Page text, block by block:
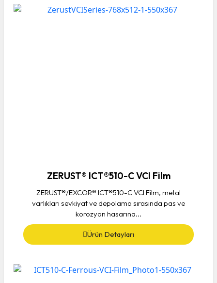
ZERUST® ICT®510-C VCI Film
ZERUST®/EXCOR® ICT®510-C VCI Film, metal
varlıkları sevkiyat ve depolama sırasında pas ve
korozyon hasarına...
Ürün Detayları